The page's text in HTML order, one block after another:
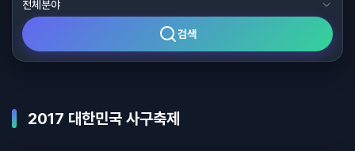
검색
2017 대한민국 사구축제